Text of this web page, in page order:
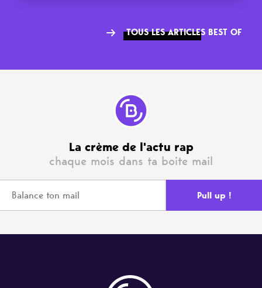
TOUS LES ARTICLES BEST OF
La crème de l'actu rap
chaque mois dans ta boite mail